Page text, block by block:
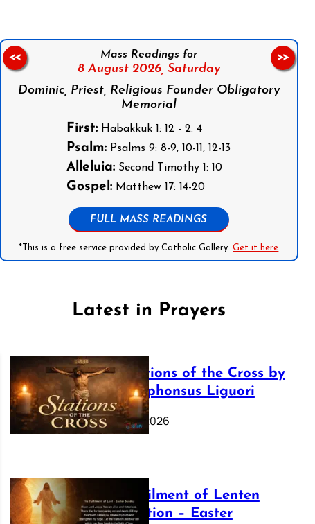
Mass Readings for
8 August 2026, Saturday
Dominic, Priest, Religious Founder Obligatory
Memorial
First: Habakkuk 1: 12 - 2: 4
Psalm: Psalms 9: 8-9, 10-11, 12-13
Alleluia: Second Timothy 1: 10
Gospel: Matthew 17: 14-20
FULL MASS READINGS
*This is a free service provided by Catholic Gallery.Get it here
<< >>
Latest in Prayers
The Stations of the Cross by
Saint Alphonsus Liguori
March 16, 2026
The Fulfilment of Lenten
Preparation – Easter